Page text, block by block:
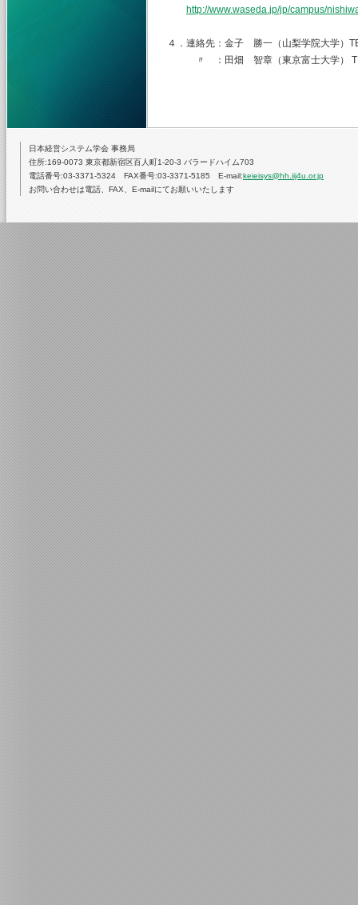
http://www.waseda.jp/jp/campus/
４．連絡先：金子 勝一（山梨学院大学）
〃 ：田畑 智章（東京富士大学）
日本経営システム学会 事務局
住所:169-0073 東京都新宿区百人町1-20-3 バラードハイム703
電話番号:03-3371-5324 FAX番号:03-3371-5185 E-mail:keieisys@hh.iij4u.or.jp
お問い合わせは電話、FAX、E-mailにてお願いいたします